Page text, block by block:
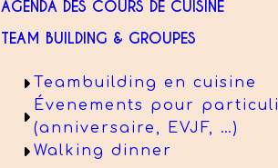
AGENDA DES COURS DE CUISINE
TEAM BUILDING & GROUPES
Teambuilding en cuisine
Évenements pour
(anniversaire, EVJF, …)
Walking dinner